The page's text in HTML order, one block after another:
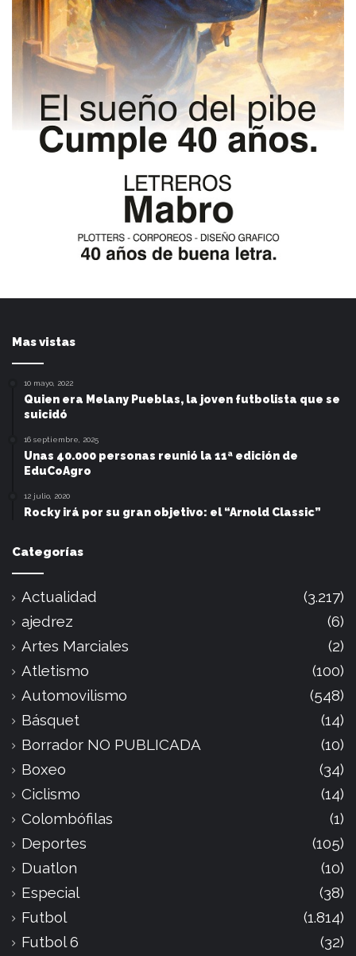
Mas vistas
10 mayo, 2022
Quien era Melany Pueblas, la joven futbolista que se
suicidó
16 septiembre, 2025
Unas 40.000 personas reunió la 11ª edición de
EduCoAgro
12 julio, 2020
Rocky irá por su gran objetivo: el “Arnold Classic”
Categorías
Actualidad
(3.217)
ajedrez
(6)
Artes Marciales
(2)
Atletismo
(100)
Automovilismo
(548)
Básquet
(14)
Borrador NO PUBLICADA
(10)
Boxeo
(34)
Ciclismo
(14)
Colombófilas
(1)
Deportes
(105)
Duatlon
(10)
Especial
(38)
Futbol
(1.814)
Futbol 6
(32)